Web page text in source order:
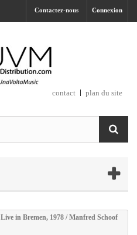
Connexion
Contactez-nous
contact plan du site
Live in Bremen, 1978 / Manfred Schoof